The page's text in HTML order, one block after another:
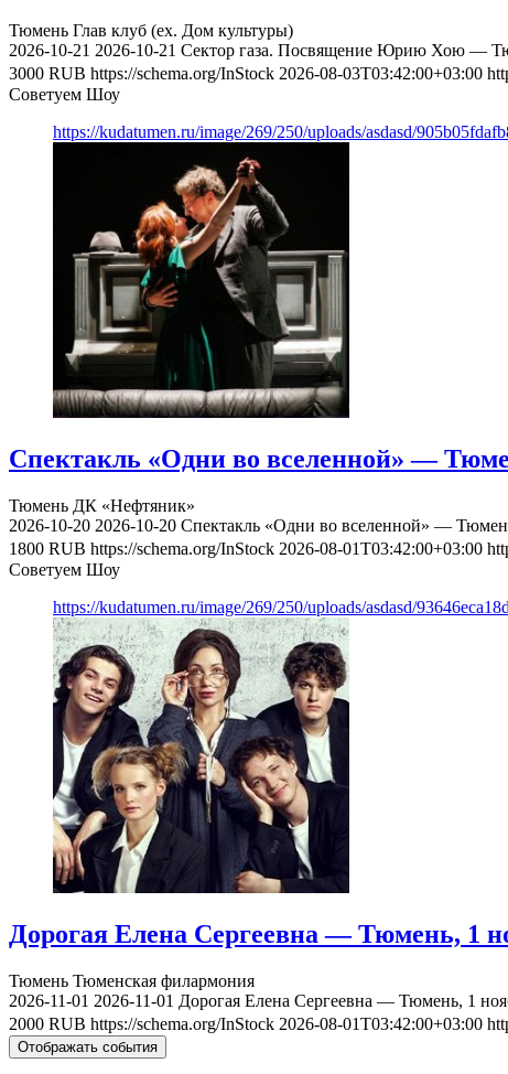
Тюмень Глав клуб (ex. Дом культуры)
2026-10-21 2026-10-21 Сектор газа. Посвящение Юрию Хою —
3000 RUB https://schema.org/InStock 2026-08-03T03:42:00+03:00
Советуем Шоу
https://kudatumen.ru/image/269/250/uploads/asdasd/
Спектакль «Одни во вселенной» —
Тюмень ДК «Нефтяник»
2026-10-20 2026-10-20 Спектакль «Одни во вселенной» —
1800 RUB https://schema.org/InStock 2026-08-01T03:42:00+03:00
Советуем Шоу
https://kudatumen.ru/image/269/250/uploads/asdasd/
Дорогая Елена Сергеевна — Тюмень, 1
Тюмень Тюменская филармония
2026-11-01 2026-11-01 Дорогая Елена Сергеевна — Тюмень, 1
2000 RUB https://schema.org/InStock 2026-08-01T03:42:00+03:00
Отображать события